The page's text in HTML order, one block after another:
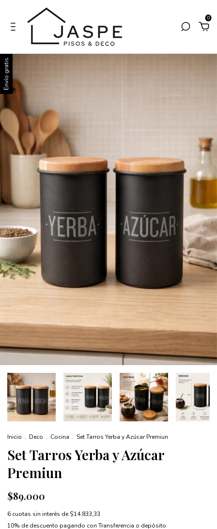
0
Envío gratis
Inicio . Deco . Cocina . Set Tarros Yerba y Azúcar Premiun
Set Tarros Yerba y Azúcar
Premiun
$89.000
6 cuotas sin interés de$14.833,33
10% de descuento pagando con Transferencia o depósito